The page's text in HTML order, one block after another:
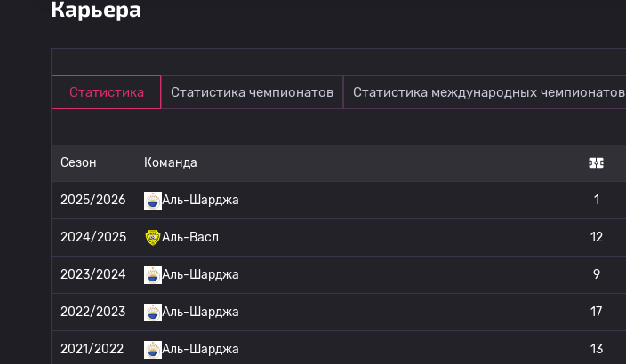
Карьера
Статистика Статистика чемпионатов Статистика международных чемпионатов
Сезон Команда
2025/2026 Аль-Шарджа 1
2024/2025 Аль-Васл 12
2023/2024 Аль-Шарджа 9
2022/2023 Аль-Шарджа 17
2021/2022 Аль-Шарджа 13